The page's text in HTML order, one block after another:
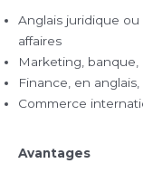
Anglais juridique
affaires
Marketing,
Finance, en
Commerce
Avantages